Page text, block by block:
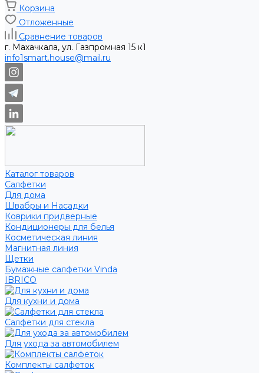
Корзина
Отложенные
Сравнение товаров
г. Махачкала, ул. Газпромная 15 к1
info1smart.house@mail.ru
Каталог товаров
Салфетки
Для дома
Швабры и Насадки
Коврики придверные
Кондиционеры для белья
Косметическая линия
Магнитная линия
Щетки
Бумажные салфетки Vinda
IBRICO
Для кухни и дома
Салфетки для стекла
Для ухода за автомобилем
Комплекты салфеток